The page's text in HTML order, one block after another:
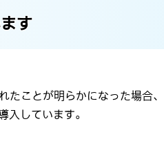
す
ことが明らかになった場合、
入しています。